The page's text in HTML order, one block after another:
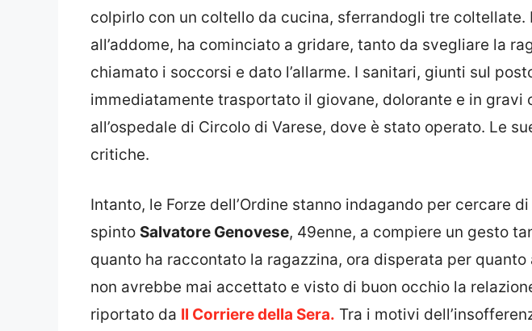
colpirlo con un coltello da cucina, sferrandogli tre coltellate.
all’addome, ha cominciato a gridare, tanto da svegliare la
chiamato i soccorsi e dato l’allarme. I sanitari, giunti sul
immediatamente trasportato il giovane, dolorante e in gravi
all’ospedale di Circolo di Varese, dove è stato operato. Le
critiche.
Intanto, le Forze dell’Ordine stanno indagando per cercare
spinto Salvatore Genovese, 49enne, a compiere un gesto
quanto ha raccontato la ragazzina, ora disperata per
non avrebbe mai accettato e visto di buon occhio la
riportato da Il Corriere della Sera. Tra i motivi